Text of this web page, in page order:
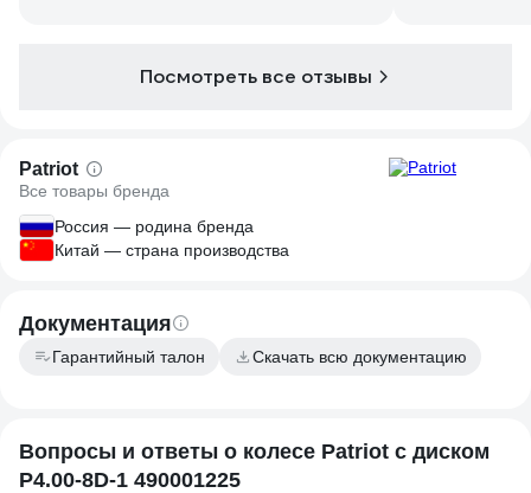
Посмотреть все отзывы
Patriot
Все товары бренда
Россия — родина бренда
Китай — страна производства
Документация
Гарантийный талон Скачать всю документацию
Вопросы и ответы о колесе Patriot с диском
P4.00-8D-1 490001225